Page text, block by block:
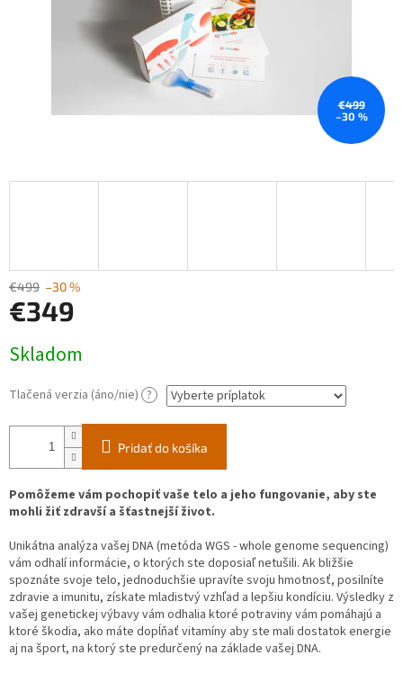
€499
–30 %
€499 –30 %
€349
cena:
Skladom
Tlačená verzia (áno/nie) ?
Pridať do košíka
Pomôžeme vám pochopiť vaše telo a jeho fungovanie, aby ste
mohli žiť zdravší a šťastnejší život.
Unikátna analýza vašej DNA (metóda WGS - whole genome sequencing)
vám odhalí informácie, o ktorých ste doposiaľ netušili. Ak bližšie
spoznáte svoje telo, jednoduchšie upravíte svoju hmotnosť, posilníte
zdravie a imunitu, získate mladistvý vzhľad a lepšiu kondíciu. Výsledky z
vašej genetickej výbavy vám odhalia ktoré potraviny vám pomáhajú a
ktoré škodia, ako máte dopĺňať vitamíny aby ste mali dostatok energie
aj na šport, na ktorý ste predurčený na základe vašej DNA.